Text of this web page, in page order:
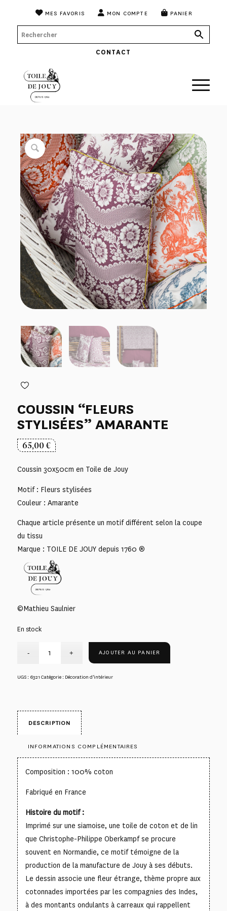
MES FAVORIS MON COMPTE PANIER
CONTACT
COUSSIN “FLEURS
STYLISÉES” AMARANTE
65,00€
Coussin 30x50cm en Toile de Jouy
Motif : Fleurs stylisées
Couleur : Amarante
Chaque article présente un motif différent selon la coupe
du tissu
Marque : TOILE DE JOUY depuis 1760 ®
©Mathieu Saulnier
En stock
AJOUTER AU PANIER
UGS : 6321 Catégorie : Décoration d'intérieur
DESCRIPTION
INFORMATIONS COMPLÉMENTAIRES
Composition : 100% coton
Fabriqué en France
Histoire du motif :
Imprimé sur une siamoise, une toile de coton et de lin
que Christophe-Philippe Oberkampf se procure
souvent en Normandie, ce motif témoigne de la
production de la manufacture de Jouy à ses débuts.
Le dessin associe une fleur étrange, thème propre aux
cotonnades importées par les compagnies des Indes,
à des montants ondulants à carreaux qui rappellent